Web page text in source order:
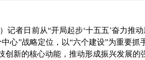
者日前从“开局起步‘十五五’奋力推
心”战略定位，以“六个建设”为重要
创新的核心动能，推动形成振兴发展的